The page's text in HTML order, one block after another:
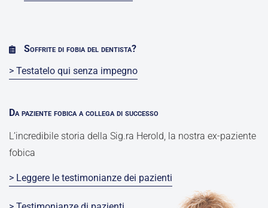
Soffrite di fobia del dentista?
> Testatelo qui senza impegno
Da paziente fobica a collega di successo
L’incredibile storia della Sig.ra Herold, la nostra ex-paziente
fobica
> Leggere le testimonianze dei pazienti